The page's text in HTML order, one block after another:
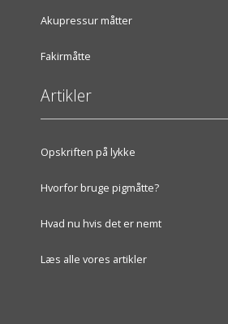
Akupressur måtter
Fakirmåtte
Artikler
Opskriften på lykke
Hvorfor bruge pigmåtte?
Hvad nu hvis det er nemt
Læs alle vores artikler